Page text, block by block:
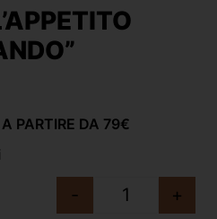
PARTIRE DA 79€
- +